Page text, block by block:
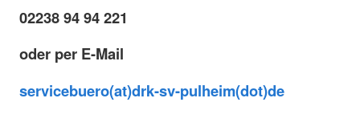
02238 94 94 221
oder per E-Mail
servicebuero(at)drk-sv-pulheim(dot)de